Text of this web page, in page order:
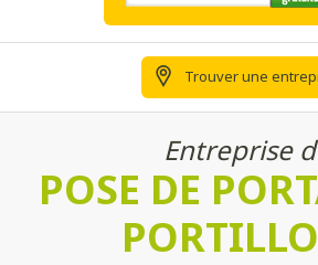
Trouver une
Entreprise
POSE DE